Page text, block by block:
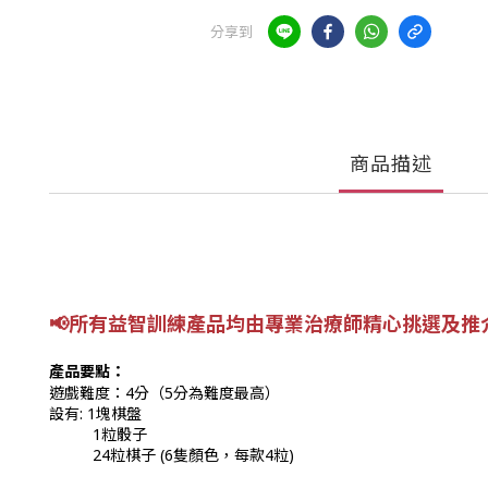
分享到
商品描述
📢所有益智訓練產品均由專業治療師精心挑選及推
產品要點：
遊戲難度：4分（5分為難度最高）
設有: 1塊棋盤
1粒骰子
24粒棋子 (6隻顏色，每款4粒)